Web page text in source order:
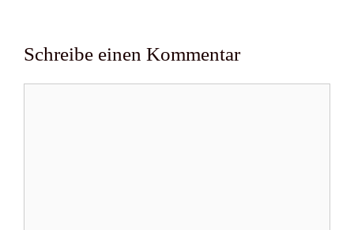
Schreibe einen Kommentar